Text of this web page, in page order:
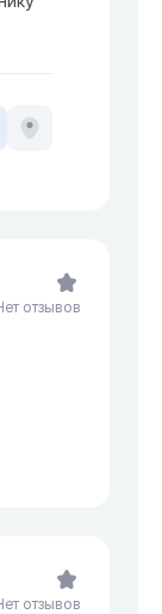
отзывов
отзывов